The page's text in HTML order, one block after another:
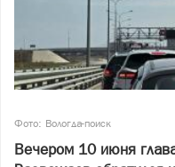
Фото: Вологда-поиск
Вечером 10 июня